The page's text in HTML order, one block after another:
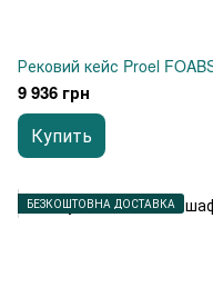
Рековий кейс Proel
9 936 грн
Купить
БЕЗКОШТОВНА ДОСТАВКА